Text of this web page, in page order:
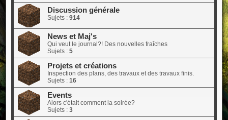
Discussion générale
Sujets : 914
News et Maj's
Qui veut le journal?! Des nouvelles fraîches
Sujets : 5
Projets et créations
Inspection des plans, des travaux et des travaux finis.
Sujets : 16
Events
Alors c'était comment la soirée?
Sujets : 3